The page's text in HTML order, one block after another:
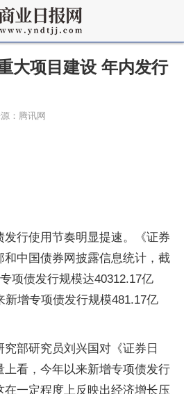
大项目建设 年内发行
：腾讯网
发行使用节奏明显提速。《证券
和中国债券网披露信息统计，截
项债发行规模达40312.17亿
新增专项债发行规模481.17亿
部研究员刘兴国对《证券日
看，今年以来新增专项债发行
一定程度上反映出经济增长压